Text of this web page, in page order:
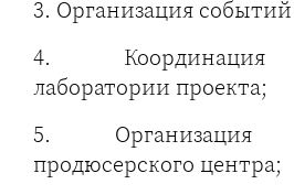
3. Организация
4. Координация
лаборатории проекта;
5. Организация
продюсерского центра;